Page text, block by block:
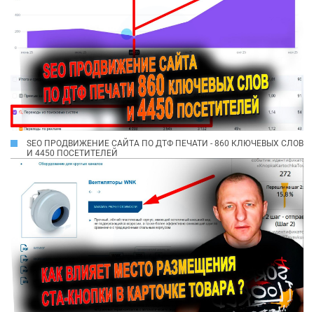
SEO ПРОДВИЖЕНИЕ САЙТА ПО ДТФ ПЕЧАТИ - 860 КЛЮЧЕВЫХ СЛОВ
И 4450 ПОСЕТИТЕЛЕЙ